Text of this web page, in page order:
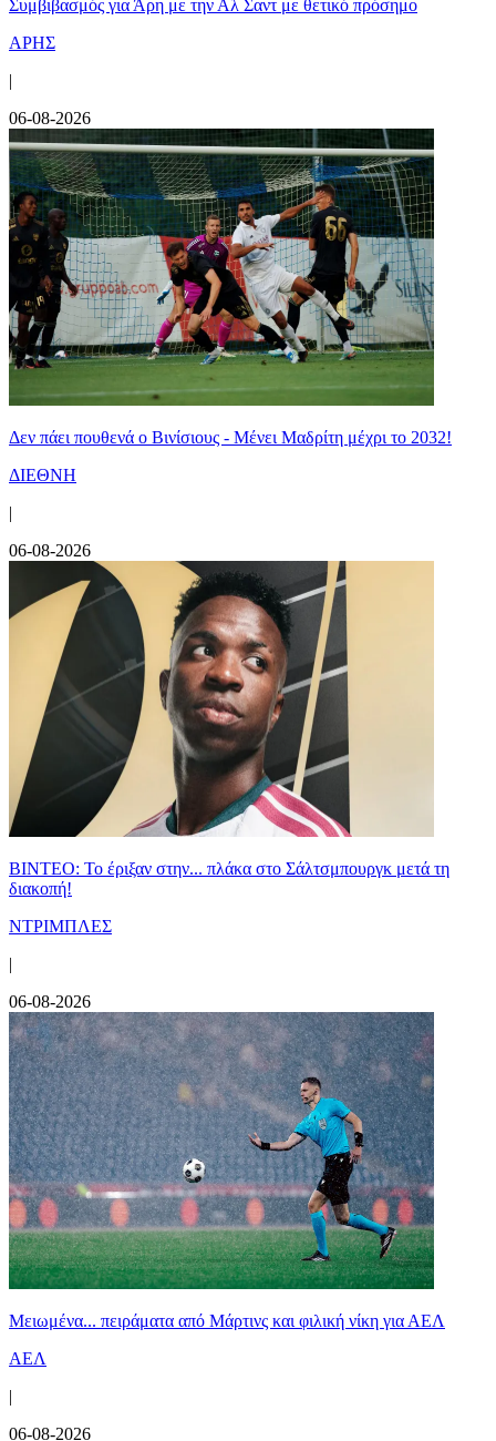
Συμβιβασμός για Άρη με την Αλ Σαντ με θετικό πρόσημο
ΑΡΗΣ
|
06-08-2026
Δεν πάει πουθενά ο Βινίσιους - Μένει Μαδρίτη μέχρι το 2032!
ΔΙΕΘΝΗ
|
06-08-2026
ΒΙΝΤΕΟ: Το έριξαν στην... πλάκα στο Σάλτσμπουργκ μετά τη
διακοπή!
ΝΤΡΙΜΠΛΕΣ
|
06-08-2026
Μειωμένα... πειράματα από Μάρτινς και φιλική νίκη για ΑΕΛ
ΑΕΛ
|
06-08-2026